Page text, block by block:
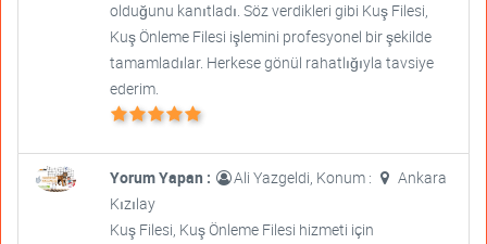
olduğunu kanıtladı. Söz verdikleri gibi Kuş Filesi,
Kuş Önleme Filesi işlemini profesyonel bir şekilde
tamamladılar. Herkese gönül rahatlığıyla tavsiye
ederim.
Yorum Yapan : Ali Yazgeldi, Konum :
Ankara
Kızılay
Kuş Filesi, Kuş Önleme Filesi hizmeti için